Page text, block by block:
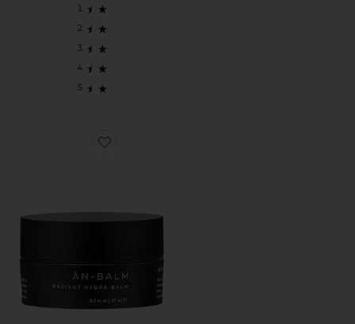
Favorite БАЛЬЗАМ ДЛЯ ЛИЦА AN-BALM RADIANT